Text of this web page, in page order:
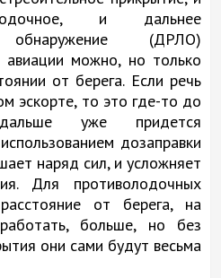
и дальнее
обнаружение (ДРЛО)
авиации можно, но только
от берега. Если речь
эскорте, то это где-то до
уже придется
дозаправки
наряд сил, и усложняет
Для противолодочных
от берега, на
больше, но без
они сами будут весьма